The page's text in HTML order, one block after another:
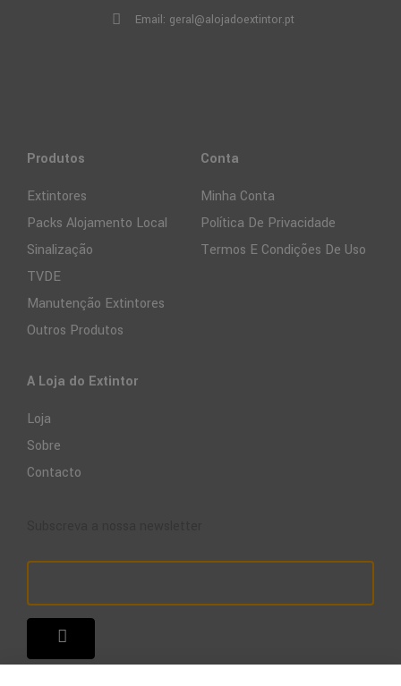
Email: geral@alojadoextintor.pt
Produtos
Extintores
Packs Alojamento Local
Sinalização
TVDE
Manutenção Extintores
Outros Produtos
Conta
Minha Conta
Política De Privacidade
Termos E Condições De Uso
A Loja do Extintor
Loja
Sobre
Contacto